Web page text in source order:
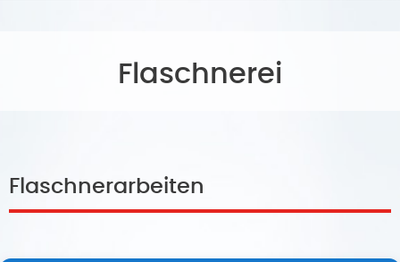
Flaschnerei
Flaschnerarbeiten